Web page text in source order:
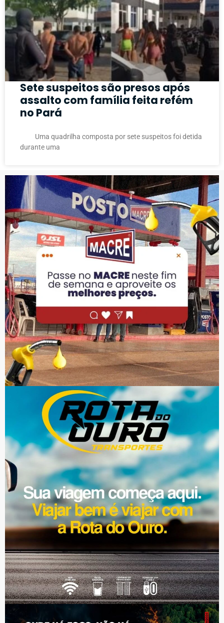
Sete suspeitos são presos após
assalto com família feita refém
no Pará
Uma quadrilha composta por sete suspeitos foi detida
durante uma
PUBLICIDADE